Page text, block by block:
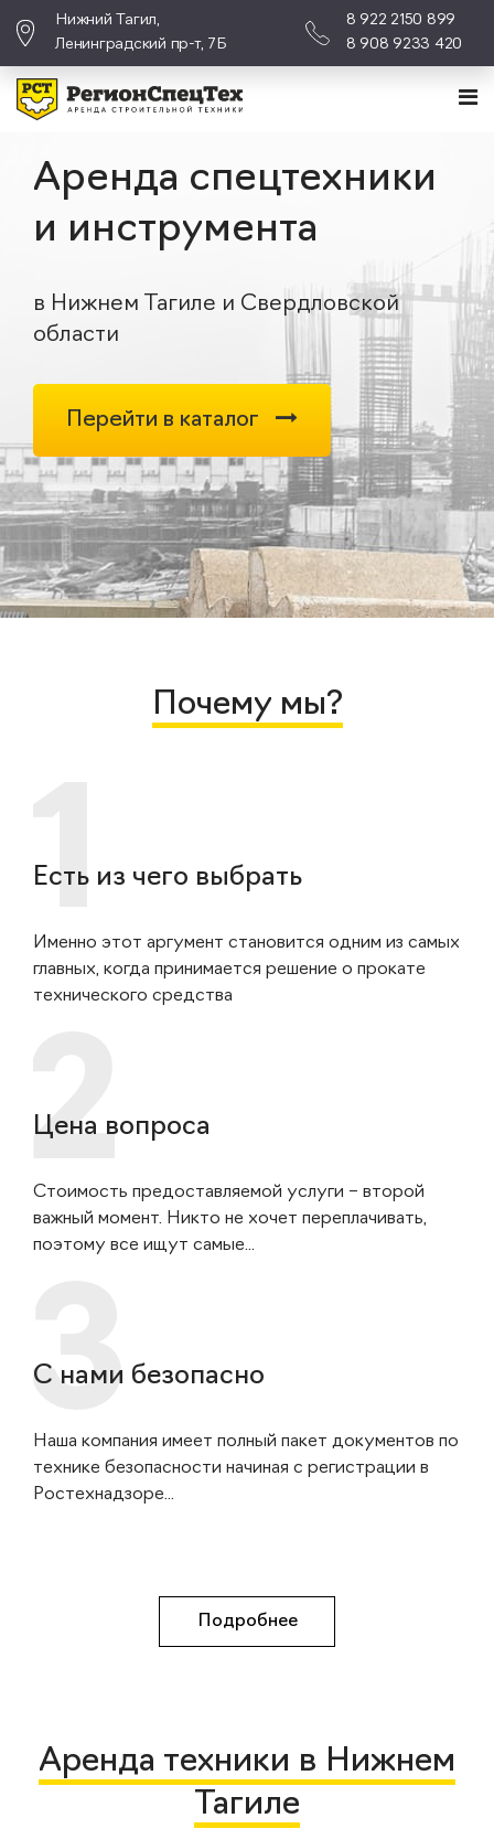
Нижний Тагил,
Ленинградский пр-т, 7Б
8 922 2150 899
8 908 9233 420
Аренда спецтехники
и инструмента
в Нижнем Тагиле и Свердловской
области
Перейти в каталог
Почему мы?
Есть из чего выбрать
Именно этот аргумент становится одним из самых
главных, когда принимается решение о прокате
технического средства
Цена вопроса
Стоимость предоставляемой услуги – второй
важный момент. Никто не хочет переплачивать,
поэтому все ищут самые...
С нами безопасно
Наша компания имеет полный пакет документов по
технике безопасности начиная с регистрации в
Ростехнадзоре...
Подробнее
Аренда техники в Нижнем
Тагиле